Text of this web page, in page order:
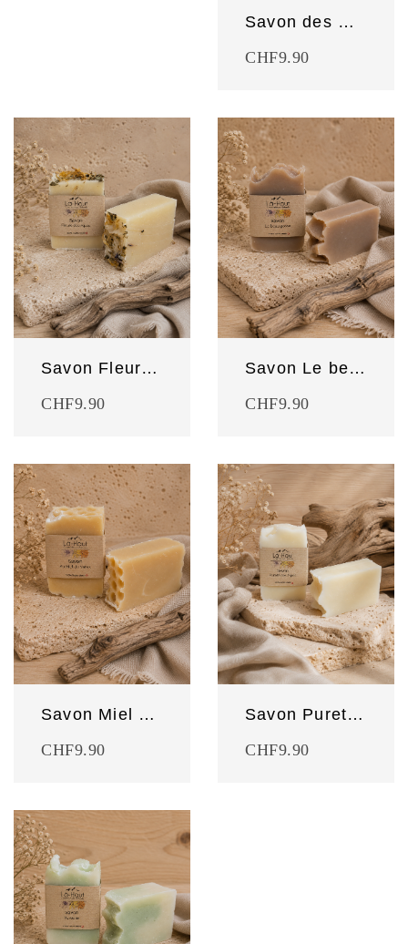
Savon des Cimes
CHF9.90
Savon Fleurs des Alpes
CHF9.90
Savon Le beau gosse
CHF9.90
Savon Miel du Valais
CHF9.90
Savon Pureté des Alpes
CHF9.90